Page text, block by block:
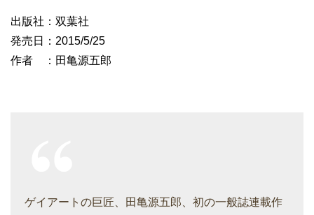
出版社：双葉社
発売日：2015/5/25
作者 ：田亀源五郎
ゲイアートの巨匠、田亀源五郎、初の一般誌連載作